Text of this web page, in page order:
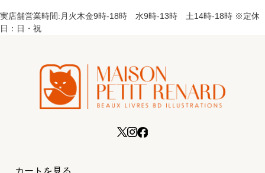
実店舗営業時間:月火木金9時-18時 水9時-13時 土14時-18時 ※定休
日：日・祝
カートを見る